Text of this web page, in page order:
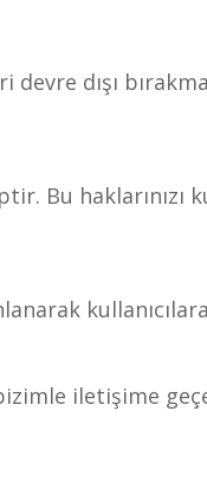
dışı
Bu haklarınızı
iletişime